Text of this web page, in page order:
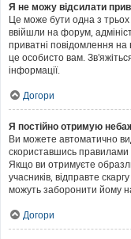
Я не можу відсилати
Це може бути одна з
ввійшли на форум,
приватні повідомлення
це особисто вам.
інформації.
Догори
Я постійно отримую
Ви можете автоматично
скориставшись правилами
Якщо ви отримуєте
учасників, відправте
можуть заборонити йому
Догори